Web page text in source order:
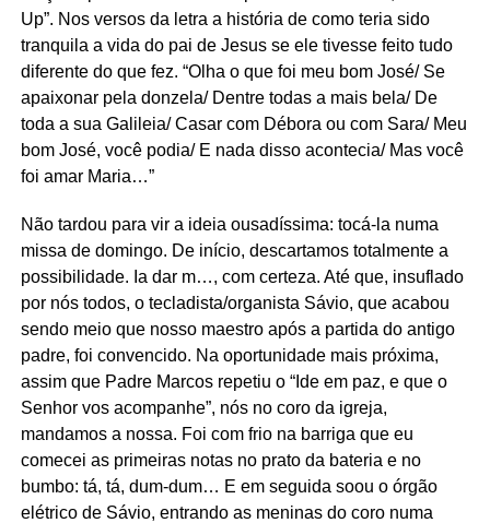
Up”. Nos versos da letra a história de como teria sido
tranquila a vida do pai de Jesus se ele tivesse feito tudo
diferente do que fez. “Olha o que foi meu bom José/ Se
apaixonar pela donzela/ Dentre todas a mais bela/ De
toda a sua Galileia/ Casar com Débora ou com Sara/ Meu
bom José, você podia/ E nada disso acontecia/ Mas você
foi amar Maria…”
Não tardou para vir a ideia ousadíssima: tocá-la numa
missa de domingo. De início, descartamos totalmente a
possibilidade. Ia dar m…, com certeza. Até que, insuflado
por nós todos, o tecladista/organista Sávio, que acabou
sendo meio que nosso maestro após a partida do antigo
padre, foi convencido. Na oportunidade mais próxima,
assim que Padre Marcos repetiu o “Ide em paz, e que o
Senhor vos acompanhe”, nós no coro da igreja,
mandamos a nossa. Foi com frio na barriga que eu
comecei as primeiras notas no prato da bateria e no
bumbo: tá, tá, dum-dum… E em seguida soou o órgão
elétrico de Sávio, entrando as meninas do coro numa